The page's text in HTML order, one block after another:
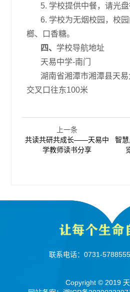
5. 学校提供中餐，请光盘
6. 学校为无烟校园，校园
榔、口香糖。
四、 学校导航地址
天易中学-南门
湖南省湘潭市湘潭县天易
交叉口往东100米
上一条
共读共研共成长——天易中
学教师读书分享
智
联系电话： 0731-
Copyright © 2019